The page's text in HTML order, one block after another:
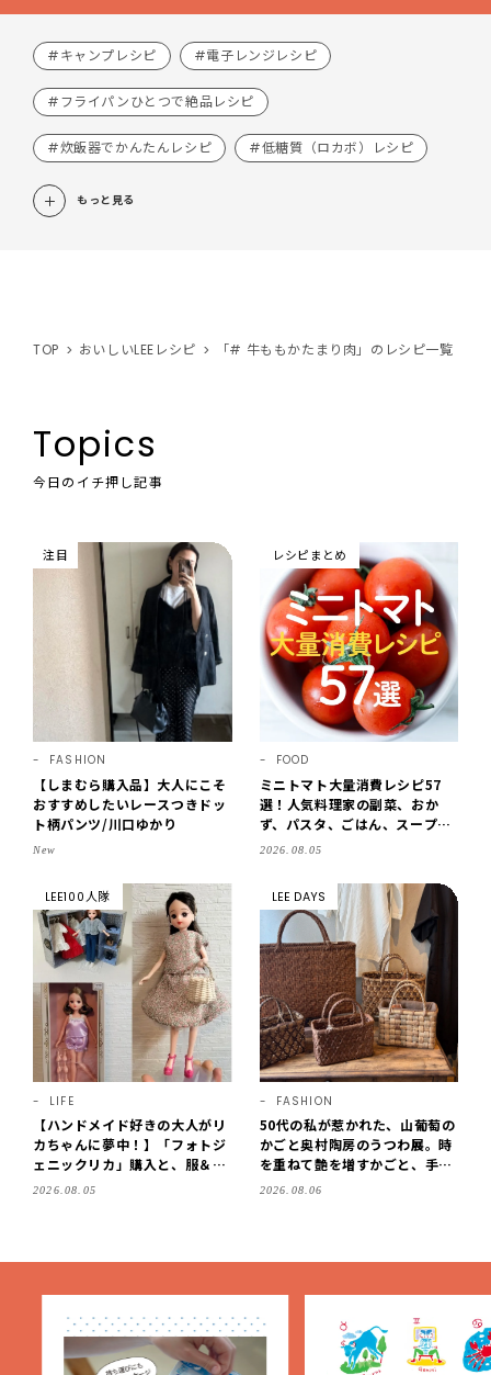
#キャンプレシピ #電子レンジレシピ
#フライパンひとつで絶品レシピ
#炊飯器でかんたんレシピ #低糖質（ロカボ）レシピ
もっと見る
TOP おいしいLEEレシピ 「# 牛ももかたまり肉」のレシピ一覧
Topics
今日のイチ押し記事
注目
FASHION
【しまむら購入品】大人にこそ
おすすめしたいレースつきドッ
ト柄パンツ/川口ゆかり
New
レシピまとめ
FOOD
ミニトマト大量消費レシピ57
選！人気料理家の副菜、おか
ず、パスタ、ごはん、スープま
で【保存版】
2026.08.05
LEE100人隊
LIFE
【ハンドメイド好きの大人がリ
カちゃんに夢中！】「フォトジ
ェニックリカ」購入と、服＆ク
ローゼットの手づくり実例をご
2026.08.05
LEE DAYS
FASHION
50代の私が惹かれた、山葡萄の
かごと奥村陶房のうつわ展。時
を重ねて艶を増すかごと、手仕
事の美しさに出会いました。
2026.08.06